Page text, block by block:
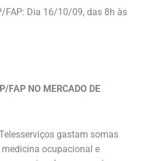
FAP: Dia 16/10/09, das 8h às
FAP NO MERCADO DE
gastam somas
ocupacional e